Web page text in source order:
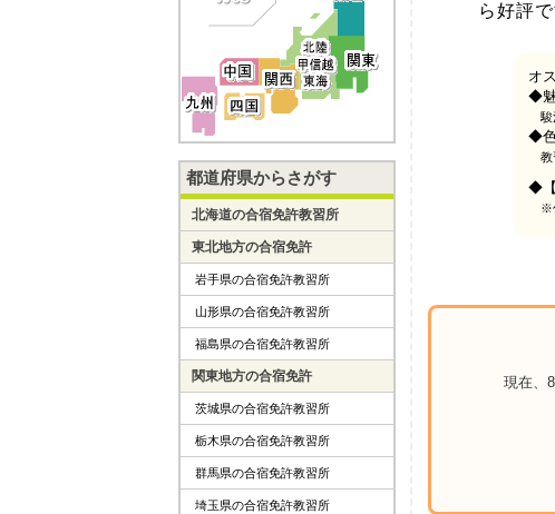
ら好評で
オ
◆魅
駿
◆色
教
◆【
※
現在、
都道府県からさがす
北海道の合宿免許教習所
東北地方の合宿免許
岩手県の合宿免許教習所
山形県の合宿免許教習所
福島県の合宿免許教習所
関東地方の合宿免許
茨城県の合宿免許教習所
栃木県の合宿免許教習所
群馬県の合宿免許教習所
埼玉県の合宿免許教習所